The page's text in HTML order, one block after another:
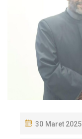
P
30 Maret 2025